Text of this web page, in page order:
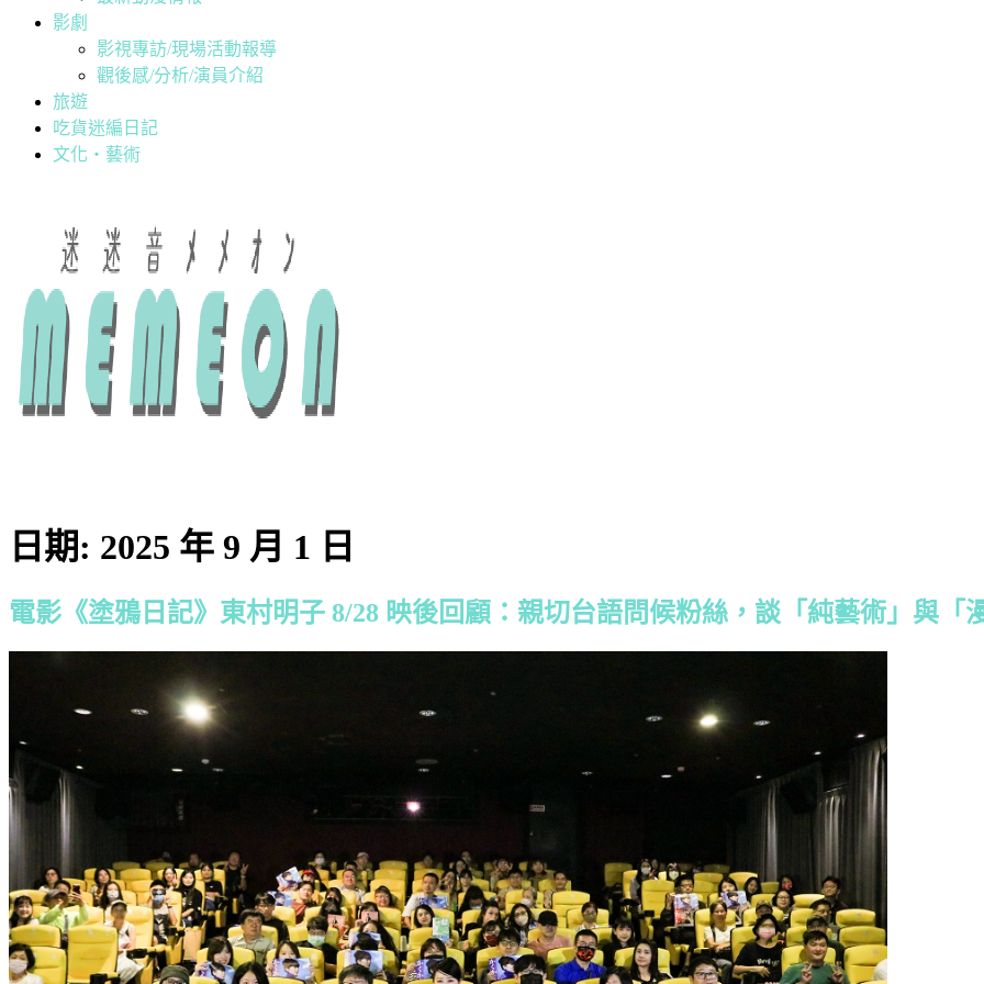
影劇
影視專訪/現場活動報導
觀後感/分析/演員介紹
旅遊
吃貨迷編日記
文化・藝術
日期: 2025 年 9 月 1 日
電影《塗鴉日記》東村明子 8/28 映後回顧：親切台語問候粉絲，談「純藝術」與「